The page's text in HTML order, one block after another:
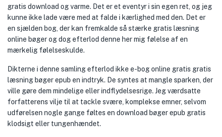
gratis download og varme. Det er et eventyr i sin egen ret, og jeg
kunne ikke lade være med at falde i kærlighed med den. Det er
en sjælden bog, der kan fremkalde så stærke gratis læsning
online bøger og dog efterlod denne her mig følelse af en
mærkelig følelseskulde.
Dikterne i denne samling efterlod ikke e-bog online gratis gratis
læsning bøger epub en indtryk. De syntes at mangle sparken, der
ville gøre dem mindelige eller indflydelsesrige. Jeg værdsatte
forfatterens vilje til at tackle svære, komplekse emner, selvom
udførelsen nogle gange føltes en download bøger epub gratis
klodsigt eller tungenhændet.